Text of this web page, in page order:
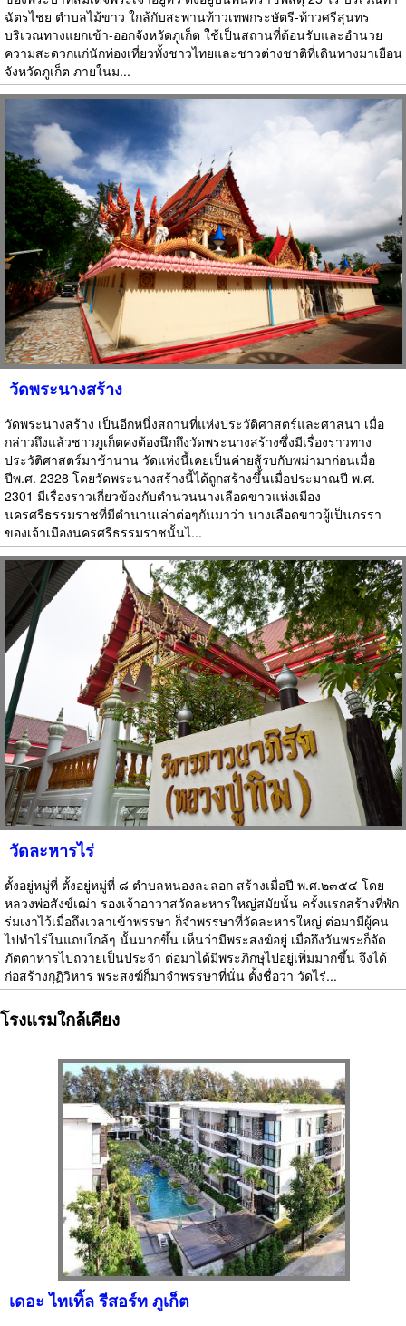
ฉัตรไชย ตำบลไม้ขาว ใกล้กับสะพานท้าวเทพกระษัตรี-ท้าวศรีสุนทร
บริเวณทางแยกเข้า-ออกจังหวัดภูเก็ต ใช้เป็นสถานที่ต้อนรับและอำนวย
ความสะดวกแก่นักท่องเที่ยวทั้งชาวไทยและชาวต่างชาติที่เดินทางมาเยือน
จังหวัดภูเก็ต ภายในม...
วัดพระนางสร้าง
วัดพระนางสร้าง เป็นอีกหนึ่งสถานที่แห่งประวัติศาสตร์และศาสนา เมื่อ
กล่าวถึงแล้วชาวภูเก็ตคงต้องนึกถึงวัดพระนางสร้างซึ่งมีเรื่องราวทาง
ประวัติศาสตร์มาช้านาน วัดแห่งนี้เคยเป็นค่ายสู้รบกับพม่ามาก่อนเมื่อ
ปีพ.ศ. 2328 โดยวัดพระนางสร้างนี้ได้ถูกสร้างขึ้นเมื่อประมาณปี พ.ศ.
2301 มีเรื่องราวเกี่ยวข้องกับตำนวนนางเลือดขาวแห่งเมือง
นครศรีธรรมราชที่มีตำนานเล่าต่อๆกันมาว่า นางเลือดขาวผู้เป็นภรรา
ของเจ้าเมืองนครศรีธรรมราชนั้นไ...
วัดละหารไร่
ตั้งอยู่หมู่ที่ ตั้งอยู่หมู่ที่ ๘ ตำบลหนองละลอก สร้างเมื่อปี พ.ศ.๒๓๕๔ โดย
หลวงพ่อสังข์เฒ่า รองเจ้าอาวาสวัดละหารใหญ่สมัยนั้น ครั้งแรกสร้างที่พัก
ร่มเงาไว้เมื่อถึงเวลาเข้าพรรษา ก็จำพรรษาที่วัดละหารใหญ่ ต่อมามีผู้คน
ไปทำไร่ในแถบใกล้ๆ นั้นมากขึ้น เห็นว่ามีพระสงฆ์อยู่ เมื่อถึงวันพระก็จัด
ภัตตาหารไปถวายเป็นประจำ ต่อมาได้มีพระภิกษุไปอยู่เพิ่มมากขึ้น จึงได้
ก่อสร้างกุฏิวิหาร พระสงฆ์ก็มาจำพรรษาที่นั่น ตั้งชื่อว่า วัดไร่...
โรงแรมใกล้เคียง
เดอะ ไทเทิ้ล รีสอร์ท ภูเก็ต